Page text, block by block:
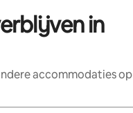
in
accommodaties op